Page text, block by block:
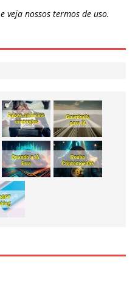
e veja nossos termos de uso.